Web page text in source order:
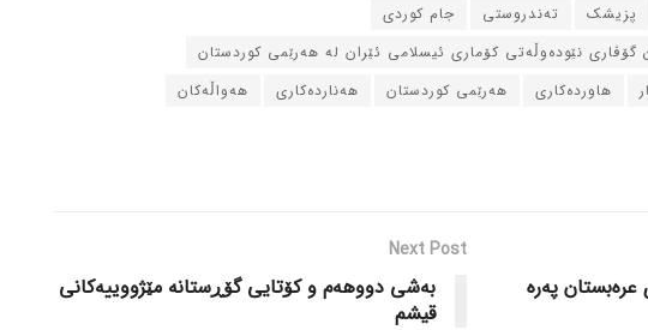
پزیشک ته‌ندروستی
جام کوردی
گۆڤاری نێوده‌وڵه‌تی کۆماری ئیسلامی ئێران له‌ هه‌رێمی کوردستان
هاورده‌کاری هه‌رێمی کوردستان هه‌نارده‌کاری هه‌واڵه‌کان
عره‌بستان په‌ره‌
Next Post
بەشی دووهەم و کۆتایی گۆڕستانە مێژووییەکانی
قیشم